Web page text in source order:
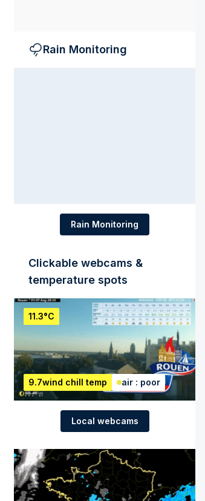
Rain Monitoring
Rain Monitoring
Clickable webcams &
temperature spots
11.3°C
9.7wind chill temp air : poor
Local webcams